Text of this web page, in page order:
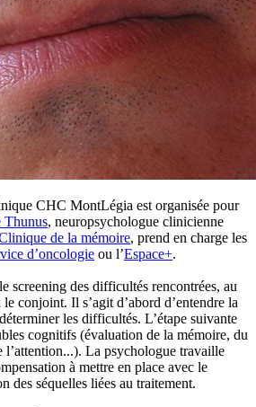
CHC MontLégia est organisée pour
Thunus, neuropsychologue clinicienne
de la mémoire, prend en charge les
d’oncologie ou l’Espace+.
screening des difficultés rencontrées, au
conjoint. Il s’agit d’abord d’entendre la
les difficultés. L’étape suivante
cognitifs (évaluation de la mémoire, du
l’attention...). La psychologue travaille
à mettre en place avec le
des séquelles liées au traitement.